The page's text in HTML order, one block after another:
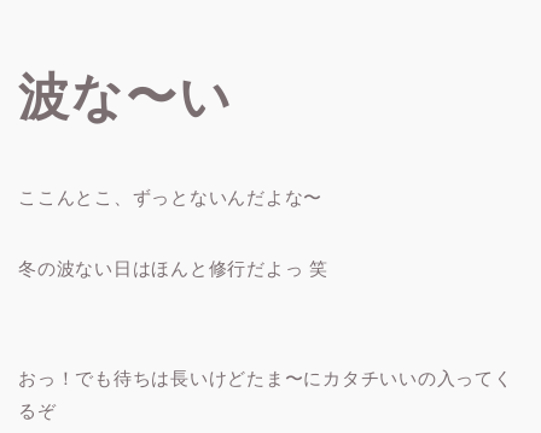
波な〜い
ここんとこ、ずっとないんだよな〜
冬の波ない日はほんと修行だよっ 笑
おっ！でも待ちは長いけどたま〜にカタチいいの入ってく
るぞ